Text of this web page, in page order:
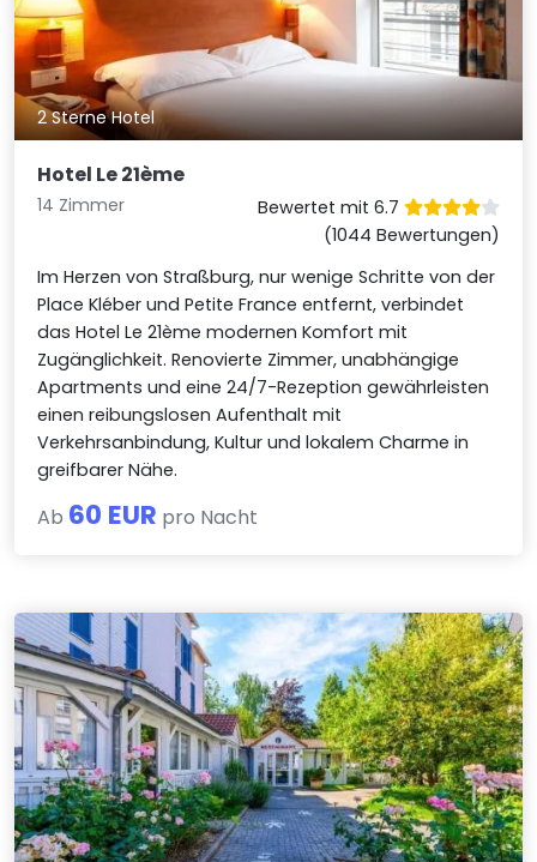
2 Sterne Hotel
Hotel Le 21ème
14 Zimmer
Bewertet mit 6.7
(1044 Bewertungen)
Im Herzen von Straßburg, nur wenige Schritte von der
Place Kléber und Petite France entfernt, verbindet
das Hotel Le 21ème modernen Komfort mit
Zugänglichkeit. Renovierte Zimmer, unabhängige
Apartments und eine 24/7-Rezeption gewährleisten
einen reibungslosen Aufenthalt mit
Verkehrsanbindung, Kultur und lokalem Charme in
greifbarer Nähe.
Ab 60 EUR pro Nacht